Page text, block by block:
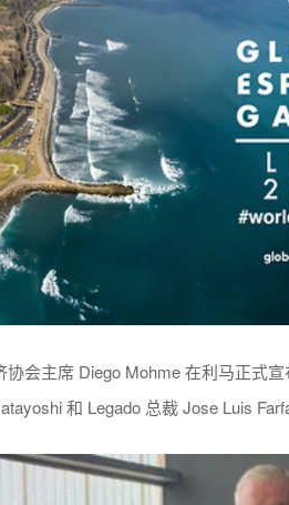
会主席 Diego Mohme 在利马正式
和 Legado 总裁 Jose Luis